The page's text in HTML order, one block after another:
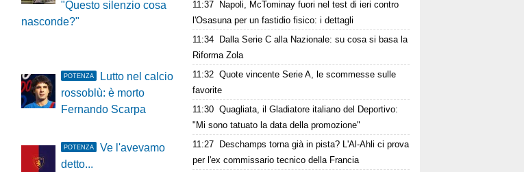
"Questo silenzio cosa
nasconde?"
POTENZA
Lutto nel calcio
rossoblù: è morto
Fernando Scarpa
POTENZA
Ve l'avevamo
detto...
11:37
Napoli, McTominay fuori nel test di ieri contro
l'Osasuna per un fastidio fisico: i dettagli
11:34
Dalla Serie C alla Nazionale: su cosa si basa la
Riforma Zola
11:32 Quote vincente Serie A, le scommesse sulle
favorite
11:30 Quagliata, il Gladiatore italiano del Deportivo:
"Mi sono tatuato la data della promozione"
11:27
Deschamps torna già in pista? L'Al-Ahli ci prova
per l'ex commissario tecnico della Francia